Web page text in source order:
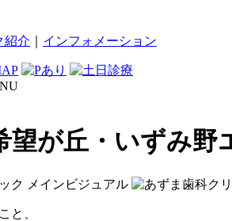
紹介 インフォメーション
望が丘・いずみ
と、